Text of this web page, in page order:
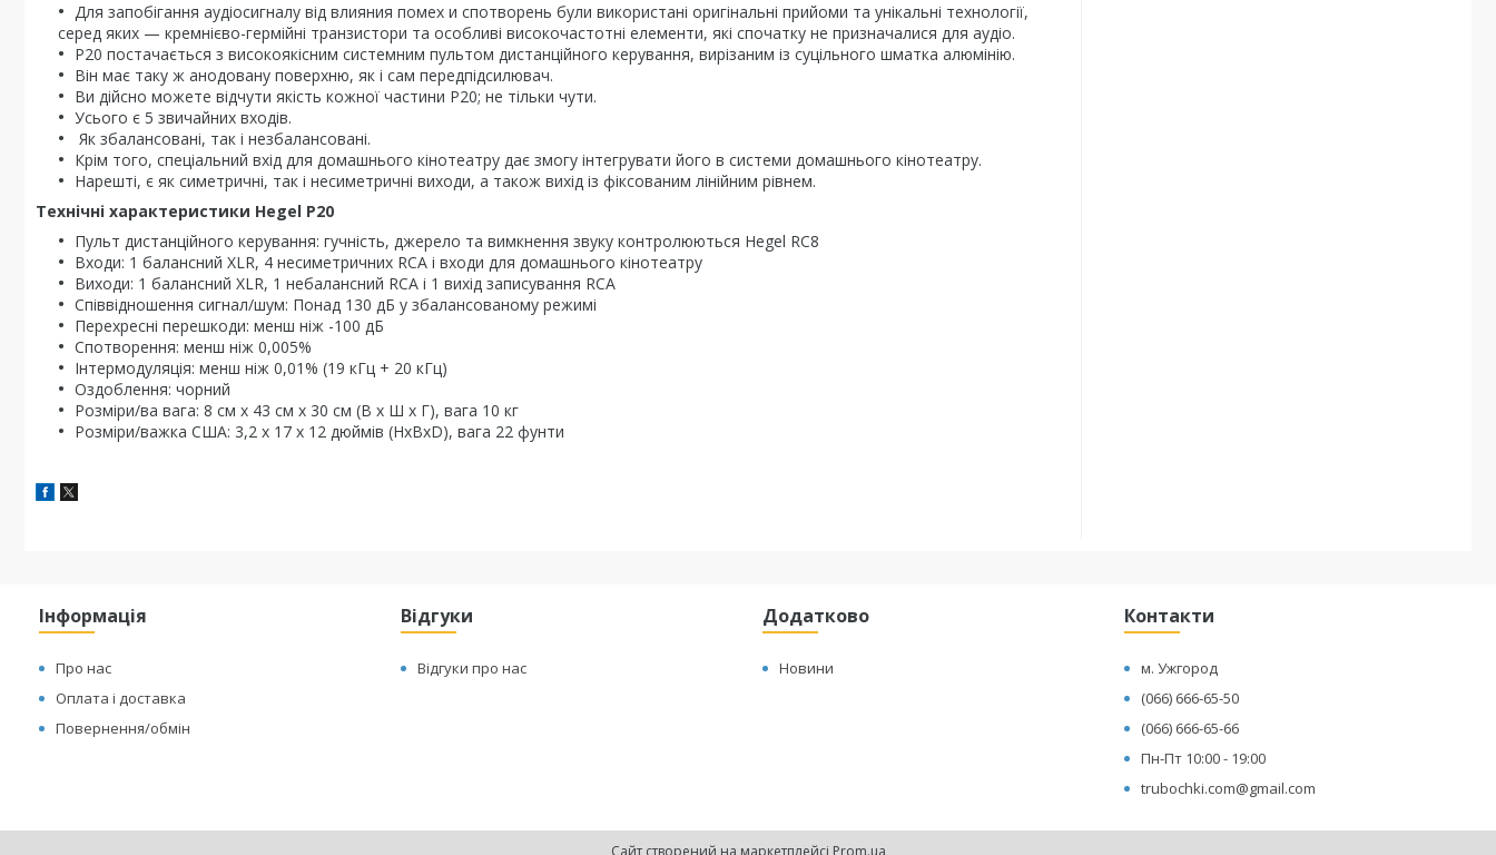
Для запобігання аудіосигналу від влияния помех и спотворень були використані оригінальні прийоми та унікальні технології,
серед яких — кремнієво-гермійні транзистори та особливі високочастотні елементи, які спочатку не призначалися для аудіо.
P20 постачається з високоякісним системним пультом дистанційного керування, вирізаним із суцільного шматка алюмінію.
Він має таку ж анодовану поверхню, як і сам передпідсилювач.
Ви дійсно можете відчути якість кожної частини P20; не тільки чути.
Усього є 5 звичайних входів.
Як збалансовані, так і незбалансовані.
Крім того, спеціальний вхід для домашнього кінотеатру дає змогу інтегрувати його в системи домашнього кінотеатру.
Нарешті, є як симетричні, так і несиметричні виходи, а також вихід із фіксованим лінійним рівнем.
Технічні характеристики Hegel P20
Пульт дистанційного керування: гучність, джерело та вимкнення звуку контролюються Hegel RC8
Входи: 1 балансний XLR, 4 несиметричних RCA і входи для домашнього кінотеатру
Виходи: 1 балансний XLR, 1 небалансний RCA і 1 вихід записування RCA
Співвідношення сигнал/шум: Понад 130 дБ у збалансованому режимі
Перехресні перешкоди: менш ніж -100 дБ
Спотворення: менш ніж 0,005%
Інтермодуляція: менш ніж 0,01% (19 кГц + 20 кГц)
Оздоблення: чорний
Розміри/ва вага: 8 см x 43 см x 30 см (В x Ш x Г), вага 10 кг
Розміри/важка США: 3,2 x 17 x 12 дюймів (HxBxD), вага 22 фунти
Інформація
Про нас
Оплата і доставка
Повернення/обмін
Відгуки
Відгуки про нас
Додатково
Новини
Контакти
м. Ужгород
(066) 666-65-50
(066) 666-65-66
Пн-Пт 10:00 - 19:00
trubochki.com@gmail.com
Сайт створений на маркетплейсі Prom.ua